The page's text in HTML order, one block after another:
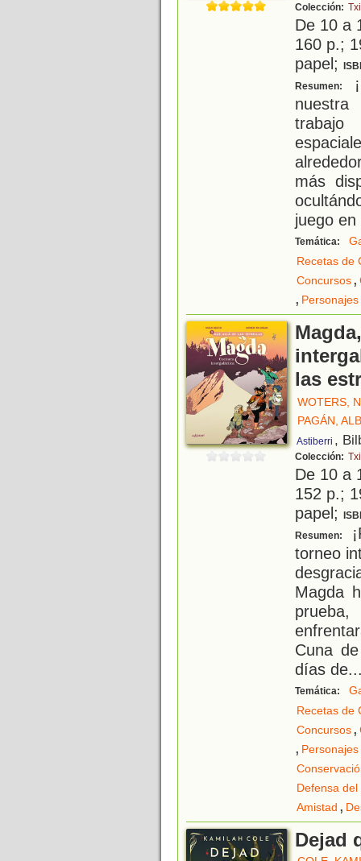
Colección:
De 10 a
160 p.;
papel;
Resumen:
más
juego
Temática:
Recetas de
Concursos,
,
las
WOTERS,
PAGÁN,
Astiberri ,
Colección:
De 10 a
152 p.;
papel;
Resumen:
torneo
Magda
Cuna
días de
Temática:
Recetas de
Concursos,
,
Defensa
Amistad ,
Dejad